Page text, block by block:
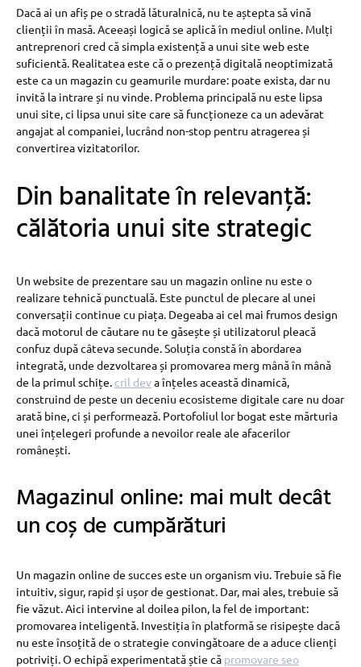
Dacă ai un afiș pe o stradă lăturalnică, nu te aștepta să vină
clienții în masă. Aceeași logică se aplică în mediul online. Mulți
antreprenori cred că simpla existență a unui site web este
suficientă. Realitatea este că o prezență digitală neoptimizată
este ca un magazin cu geamurile murdare: poate exista, dar nu
invită la intrare și nu vinde. Problema principală nu este lipsa
unui site, ci lipsa unui site care să funcționeze ca un adevărat
angajat al companiei, lucrând non-stop pentru atragerea și
convertirea vizitatorilor.
Din banalitate în relevanță:
călătoria unui site strategic
Un website de prezentare sau un magazin online nu este o
realizare tehnică punctuală. Este punctul de plecare al unei
conversații continue cu piața. Degeaba ai cel mai frumos design
dacă motorul de căutare nu te găsește și utilizatorul pleacă
confuz după câteva secunde. Soluția constă în abordarea
integrată, unde dezvoltarea și promovarea merg mână în mână
de la primul schițe. cril deva înțeles această dinamică,
construind de peste un deceniu ecosisteme digitale care nu doar
arată bine, ci și performează. Portofoliul lor bogat este mărturia
unei înțelegeri profunde a nevoilor reale ale afacerilor
românești.
Magazinul online: mai mult decât
un coș de cumpărături
Un magazin online de succes este un organism viu. Trebuie să fie
intuitiv, sigur, rapid și ușor de gestionat. Dar, mai ales, trebuie să
fie văzut. Aici intervine al doilea pilon, la fel de important:
promovarea inteligentă. Investiția în platformă se risipește dacă
nu este însoțită de o strategie convingătoare de a aduce clienți
potriviți. O echipă experimentată știe că promovare seo